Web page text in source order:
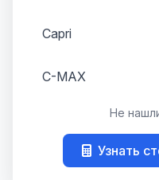
Capri
C-MAX
Contour
Не
Узнать